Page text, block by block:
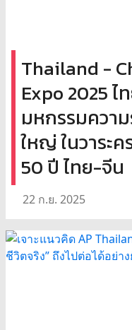
Thailand -
Expo 2025
มหกรรมควา
ใหญ่ ในวาระ
50 ปี ไทย-จีน
22 ก.ย. 2025